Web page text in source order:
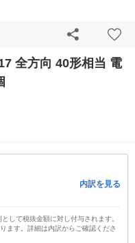
全方向 40形相当 電
内訳を見る
して税抜金額に対し付与されます。
ます。詳細は内訳からご確認くださ